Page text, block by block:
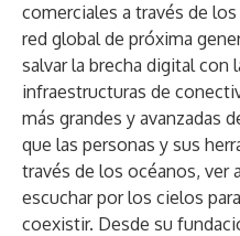
comerciales a través de
red global de próxima
salvar la brecha digital con
infraestructuras de
más grandes y avanzadas
que las personas y sus
través de los océanos, ver
escuchar por los cielos
coexistir. Desde su